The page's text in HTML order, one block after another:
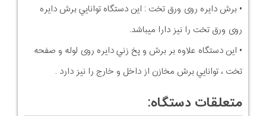
• برش دایره روی ورق تخت : این دستگاه توانایي برش دایره
روی ورق تخت را نيز دارا ميباشد.
• این دستگاه علاوه بر برش و پخ زني دایره روی لوله و صفحه
تخت ، توانایي برش مخازن از داخل و خارج را نيز دارد .
متعلقات دستگاه: